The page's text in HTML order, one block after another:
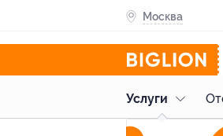
Москва
Услуги